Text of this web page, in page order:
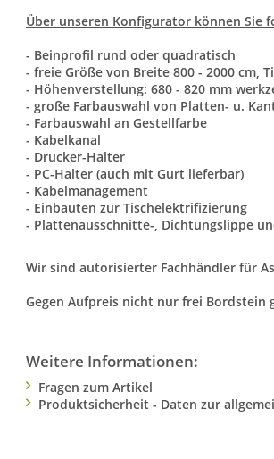
Über unseren Konfigurator können Sie
- Beinprofil rund oder quadratisch
- freie Größe von Breite 800 - 2000 cm,
- Höhenverstellung: 680 - 820 mm
- große Farbauswahl von Platten- u.
- Farbauswahl an Gestellfarbe
- Kabelkanal
- Drucker-Halter
- PC-Halter (auch mit Gurt lieferbar)
- Kabelmanagement
- Einbauten zur Tischelektrifizierung
- Plattenausschnitte-, Dichtungslippe
Wir sind autorisierter Fachhändler für
Gegen Aufpreis nicht nur frei
Weitere Informationen:
Fragen zum Artikel
Produktsicherheit - Daten zur